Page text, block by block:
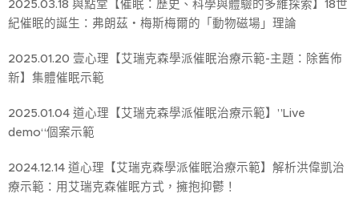
2025.03.18 與點堂【催眠：歷史、科學與體驗的多維探索】18世
紀催眠的誕生：弗朗茲・梅斯梅爾的「動物磁場」理論
2025.01.20 壹心理【艾瑞克森學派催眠治療示範-主題：除舊佈
新】集體催眠示範
2025.01.04 道心理【艾瑞克森學派催眠治療示範】”Live
demo“個案示範
2024.12.14 道心理【艾瑞克森學派催眠治療示範】解析洪偉凱治
療示範：用艾瑞克森催眠方式，擁抱抑鬱！